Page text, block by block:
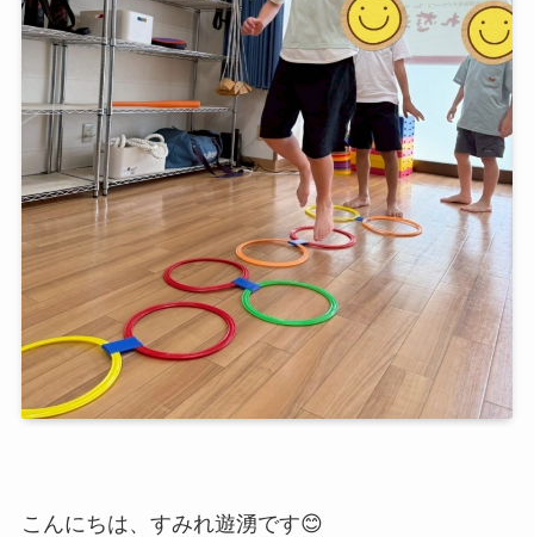
こんにちは、すみれ遊湧です😊